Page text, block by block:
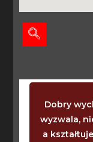
Dobry
wyzwala,
a